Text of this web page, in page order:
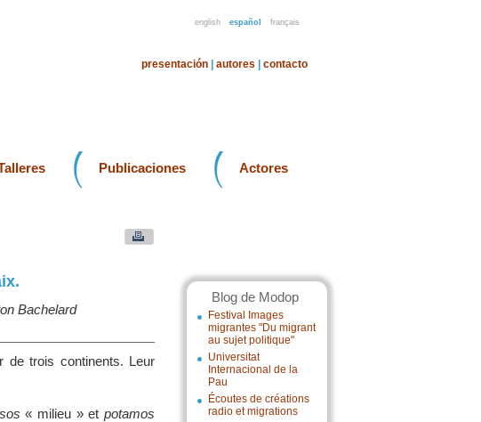
english español français
presentación autores contacto
Publicaciones Actores
Blog de Modop
Festival Images
migrantes "Du migrant
au sujet politique"
Universitat
Internacional de la
Pau
Écoutes de créations
radio et migrations
Bachelard
de trois continents. Leur
« milieu » et potamos